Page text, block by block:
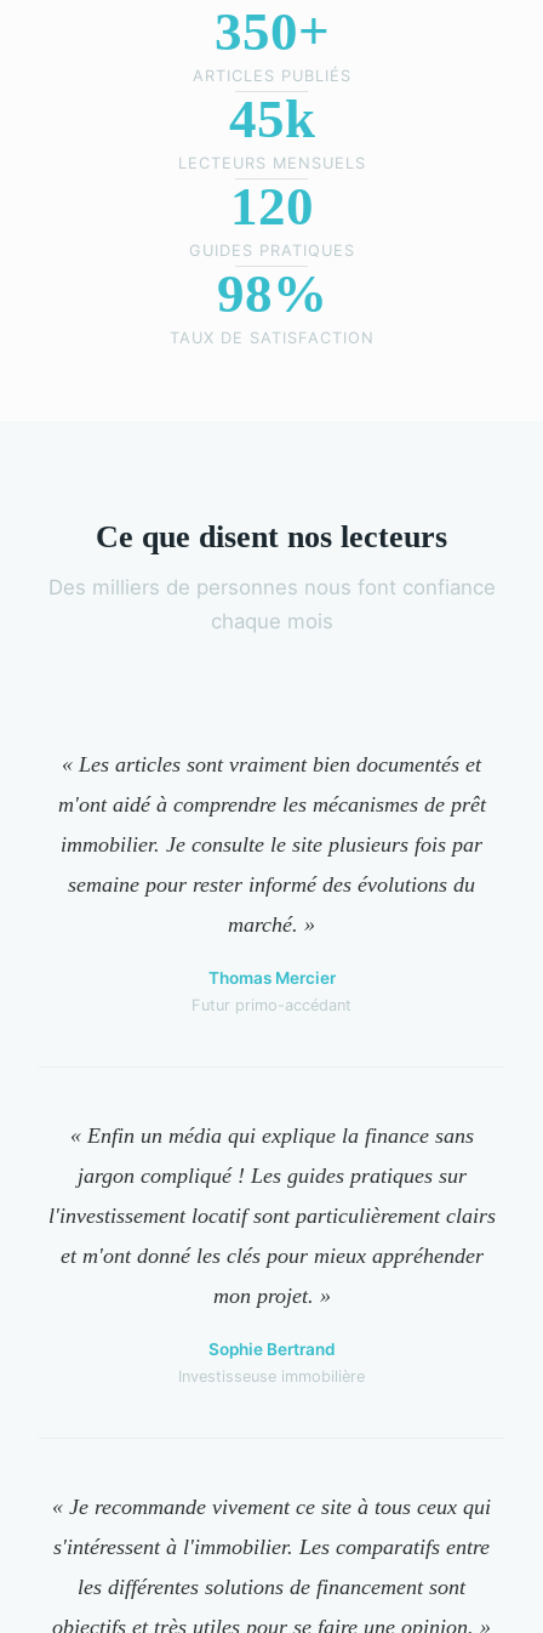
350+
ARTICLES PUBLIÉS
45k
LECTEURS MENSUELS
120
GUIDES PRATIQUES
98%
TAUX DE SATISFACTION
Ce que disent nos lecteurs
Des milliers de personnes nous font confiance
chaque mois
« Les articles sont vraiment bien documentés et
m'ont aidé à comprendre les mécanismes de prêt
immobilier. Je consulte le site plusieurs fois par
semaine pour rester informé des évolutions du
marché. »
Thomas Mercier
Futur primo-accédant
« Enfin un média qui explique la finance sans
jargon compliqué ! Les guides pratiques sur
l'investissement locatif sont particulièrement clairs
et m'ont donné les clés pour mieux appréhender
mon projet. »
Sophie Bertrand
Investisseuse immobilière
« Je recommande vivement ce site à tous ceux qui
s'intéressent à l'immobilier. Les comparatifs entre
les différentes solutions de financement sont
objectifs et très utiles pour se faire une opinion. »